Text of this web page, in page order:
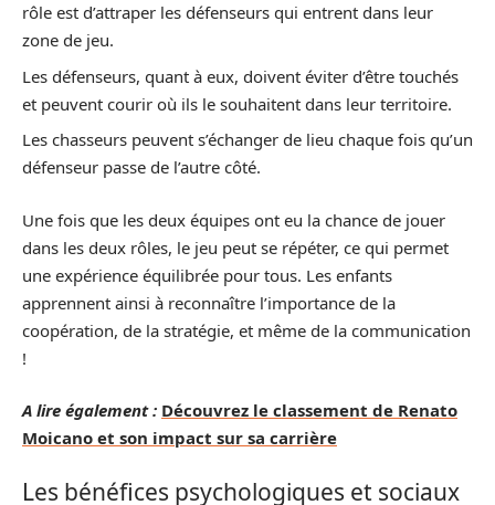
rôle est d’attraper les défenseurs qui entrent dans leur
zone de jeu.
Les défenseurs, quant à eux, doivent éviter d’être touchés
et peuvent courir où ils le souhaitent dans leur territoire.
Les chasseurs peuvent s’échanger de lieu chaque fois qu’un
défenseur passe de l’autre côté.
Une fois que les deux équipes ont eu la chance de jouer
dans les deux rôles, le jeu peut se répéter, ce qui permet
une expérience équilibrée pour tous. Les enfants
apprennent ainsi à reconnaître l’importance de la
coopération, de la stratégie, et même de la communication
!
A lire également : Découvrez le classement de Renato
Moicano et son impact sur sa carrière
Les bénéfices psychologiques et sociaux